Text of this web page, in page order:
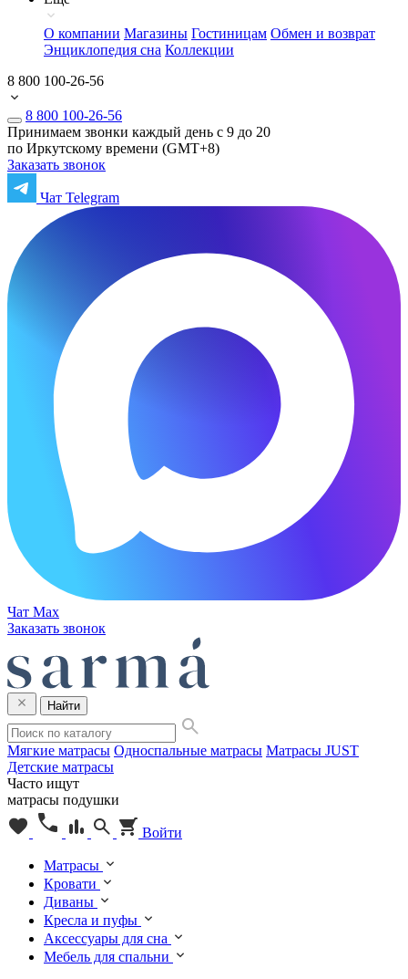
О компании Магазины Гостиницам Обмен и возврат
Энциклопедия сна Коллекции
8 800 100-26-56
8 800 100-26-56
Принимаем звонки каждый день с 9 до 20
по Иркутскому времени (GMT+8)
Заказать звонок
Чат Telegram
Чат Max
Заказать звонок
Найти
Мягкие матрасы Односпальные матрасы Матрасы JUST
Детские матрасы
Часто ищут
матрасы подушки
Войти
Матрасы
Кровати
Диваны
Кресла и пуфы
Аксессуары для сна
Мебель для спальни